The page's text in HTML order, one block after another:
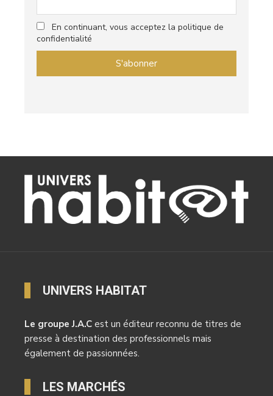
En continuant, vous acceptez la politique de
confidentialité
UNIVERS HABITAT
Le groupe J.A.C est un éditeur reconnu de titres de
presse à destination des professionnels mais
également de passionnées.
LES MARCHÉS